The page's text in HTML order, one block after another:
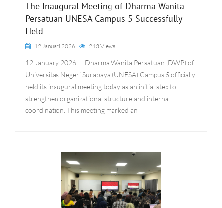
The Inaugural Meeting of Dharma Wanita
Persatuan UNESA Campus 5 Successfully
Held
12 Januari 2026 243 Views
12 January 2026 — Dharma Wanita Persatuan (DWP) of
Universitas Negeri Surabaya (UNESA) Campus 5 officially
held its inaugural meeting today as an initial step to
strengthen organizational structure and internal
coordination. This meeting marked an